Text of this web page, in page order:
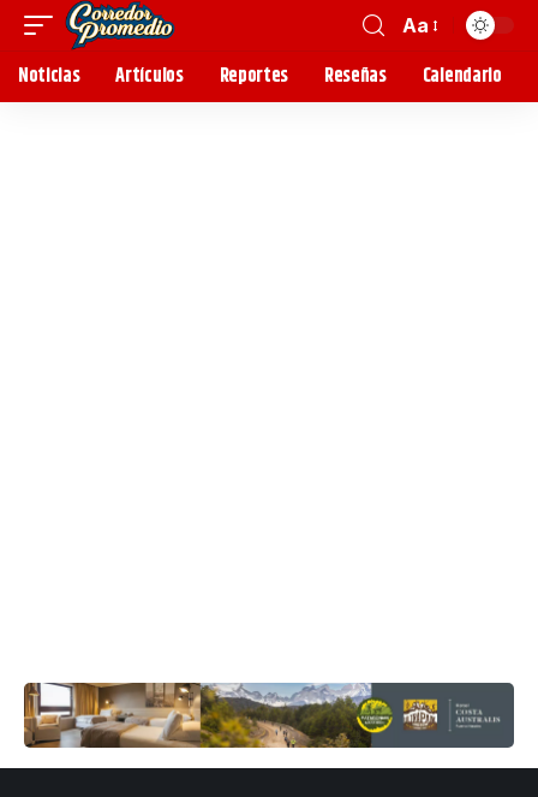
Aa
Noticias Artículos Reportes Reseñas Calendario